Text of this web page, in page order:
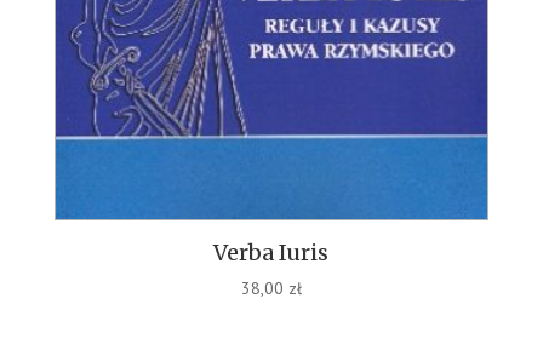
Verba Iuris
38,00 zł